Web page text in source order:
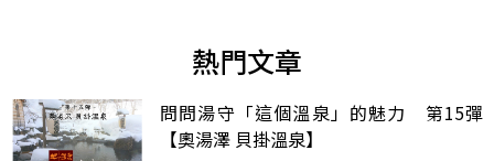
熱門文章
問問湯守「這個溫泉」的魅力 第15彈
【奧湯澤 貝掛溫泉】